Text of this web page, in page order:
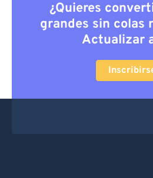
¿Quieres
grandes sin colas
Actualizar